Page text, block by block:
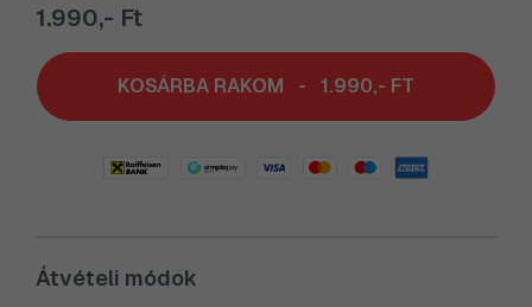
1.990,- Ft
KOSÁRBA RAKOM - 1.990,- FT
Átvételi módok